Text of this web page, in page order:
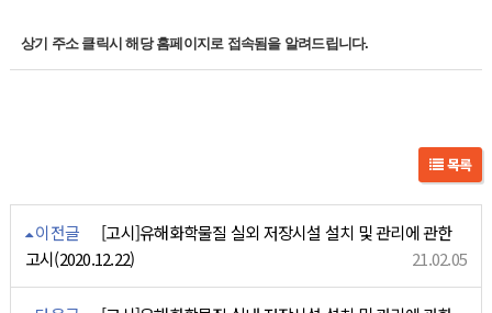
상기 주소 클릭시 해당 홈페이지로 접속됨을 알려드립니다.
목록
이전글
[고시]유해화학물질 실외 저장시설 설치 및 관리에 관한
고시(2020.12.22)
21.02.05